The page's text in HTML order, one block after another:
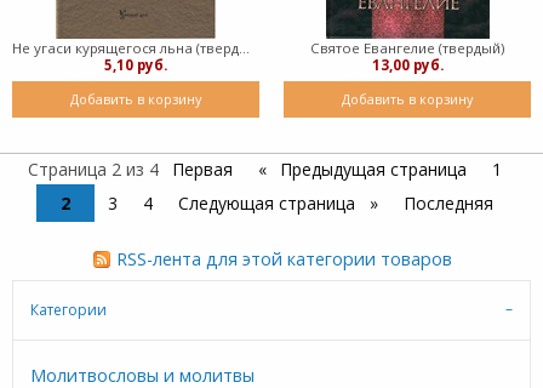
5,10 руб.
Добавить в корзину
Святое Евангелие (твердый)
13,00 руб.
Добавить в корзину
Страница 2 из 4 Первая Предыдущая страница
1
2
3 4 Следующая страница Последняя
RSS-лента для этой категории товаров
Категории
Молитвословы и молитвы